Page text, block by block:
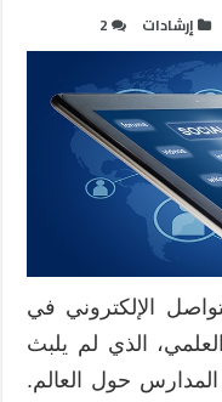
إرشادات 2
الإلكتروني في
الذي لم يلبث
حول العالم.